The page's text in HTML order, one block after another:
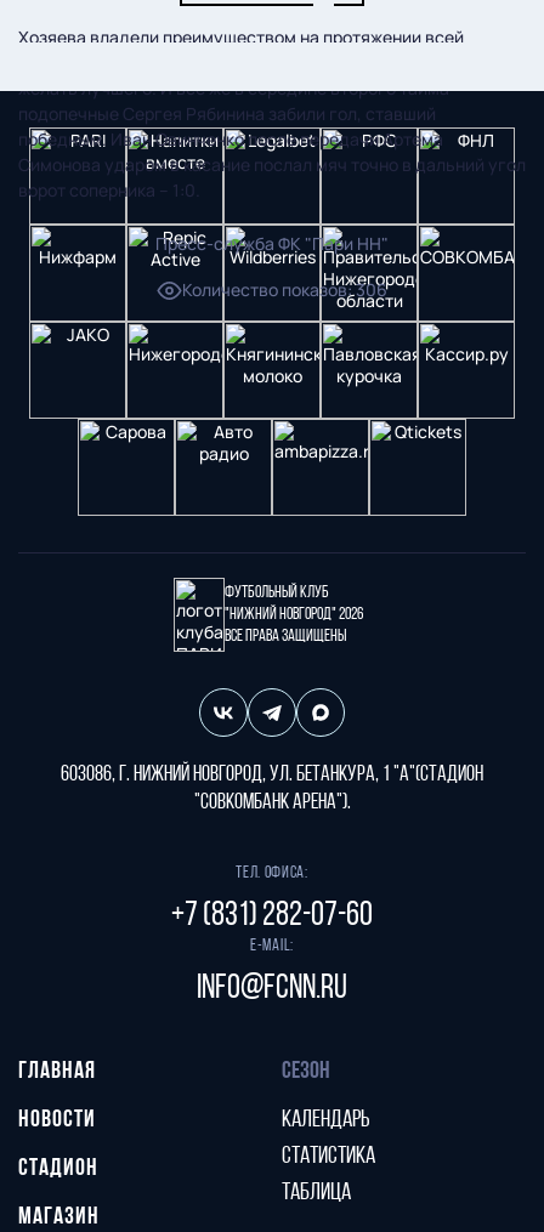
Хозяева владели преимуществом на протяжении всей
желать лучшего. И все же в середине второго тайма
подопечные Сергея Рябинина забили гол, ставший
победным. Иван Овинченко после передачи Артема
Симонова ударом в касание послал мяч точно в дальний угол
ворот соперника – 1:0.
Пресс-служба ФК "Пари НН"
Количество показов:306
Футбольный клуб
"Нижний Новгород" 2026
Все права защищены
603086, г. Нижний Новгород, ул. Бетанкура, 1 "А"(стадион
"СОВКОМБАНК АРЕНА").
Тел. офиса:
+7 (831) 282-07-60
E-mail:
info@fcnn.ru
ГЛАВНАЯ
НОВОСТИ
СТАДИОН
МАГАЗИН
СЕЗОН
КАЛЕНДАРЬ
СТАТИСТИКА
ТАБЛИЦА